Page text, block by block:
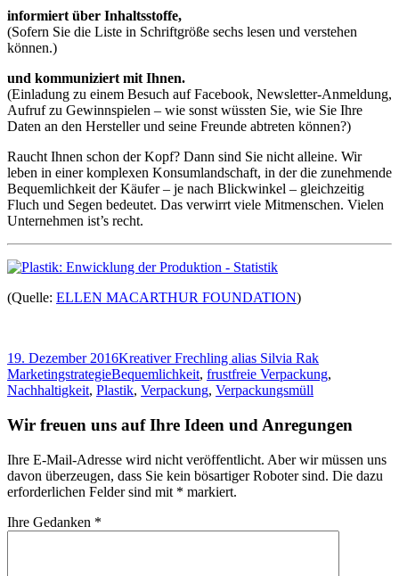
informiert über Inhaltsstoffe,
(Sofern Sie die Liste in Schriftgröße sechs lesen und verstehen
können.)
und kommuniziert mit Ihnen.
(Einladung zu einem Besuch auf Facebook, Newsletter-Anmeldung,
Aufruf zu Gewinnspielen – wie sonst wüssten Sie, wie Sie Ihre
Daten an den Hersteller und seine Freunde abtreten können?)
Raucht Ihnen schon der Kopf? Dann sind Sie nicht alleine. Wir
leben in einer komplexen Konsumlandschaft, in der die zunehmende
Bequemlichkeit der Käufer – je nach Blickwinkel – gleichzeitig
Fluch und Segen bedeutet. Das verwirrt viele Mitmenschen. Vielen
Unternehmen ist’s recht.
(Quelle: ELLEN MACARTHUR FOUNDATION)
Veröffentlicht
am
19. Dezember 2016Autor
Kreativer Frechling alias Silvia RakKategorien
MarketingstrategieTags
Bequemlichkeit, frustfreie Verpackung,
Nachhaltigkeit, Plastik, Verpackung, Verpackungsmüll
Wir freuen uns auf Ihre Ideen und Anregungen
Ihre E-Mail-Adresse wird nicht veröffentlicht. Aber wir müssen uns
davon überzeugen, dass Sie kein bösartiger Roboter sind. Die dazu
erforderlichen Felder sind mit * markiert.
Ihre Gedanken *